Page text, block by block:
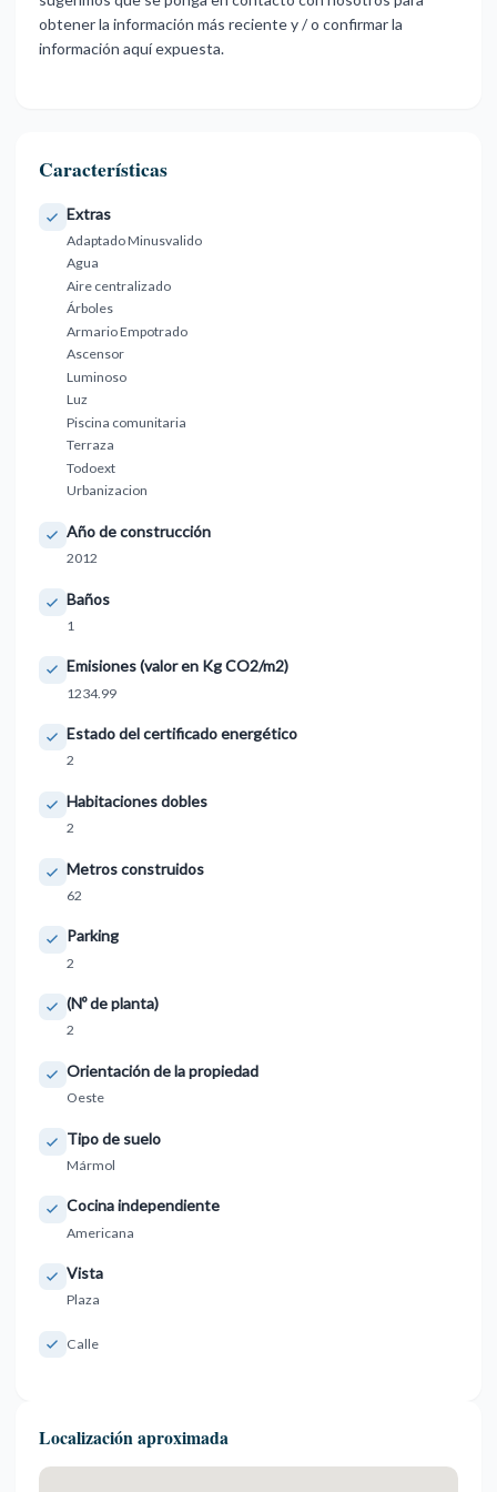
obtener la información más reciente y / o confirmar la
información aquí expuesta.
Características
Extras
Adaptado Minusvalido
Agua
Aire centralizado
Árboles
Armario Empotrado
Ascensor
Luminoso
Luz
Piscina comunitaria
Terraza
Todoext
Urbanizacion
Año de construcción
2012
Baños
1
Emisiones (valor en Kg CO2/m2)
1234.99
Estado del certificado energético
2
Habitaciones dobles
2
Metros construidos
62
Parking
2
(Nº de planta)
2
Orientación de la propiedad
Oeste
Tipo de suelo
Mármol
Cocina independiente
Americana
Vista
Plaza
Calle
Localización aproximada